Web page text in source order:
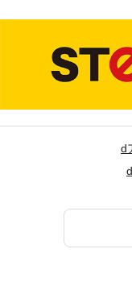
d